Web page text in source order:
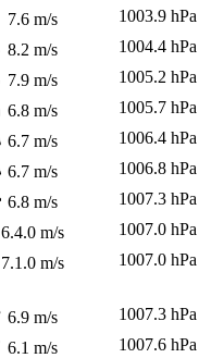
7.6 m/s
1003.9 hPa
8.2 m/s
1004.4 hPa
7.9 m/s
1005.2 hPa
6.8 m/s
1005.7 hPa
6.7 m/s
1006.4 hPa
6.7 m/s
1006.8 hPa
6.8 m/s
1007.3 hPa
6.4.0 m/s
1007.0 hPa
7.1.0 m/s
1007.0 hPa
6.9 m/s
1007.3 hPa
6.1 m/s
1007.6 hPa